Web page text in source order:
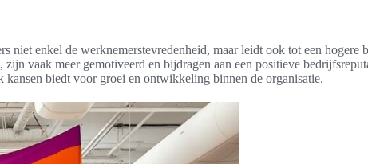
enkel de werknemerstevredenheid, maar leidt ook tot een hogere
vaak meer gemotiveerd en bijdragen aan een positieve
biedt voor groei en ontwikkeling binnen de organisatie.